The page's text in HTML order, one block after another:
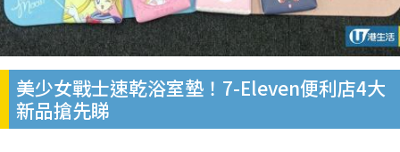
美少女戰士速乾浴室墊！7-Eleven便利店4大
新品搶先睇